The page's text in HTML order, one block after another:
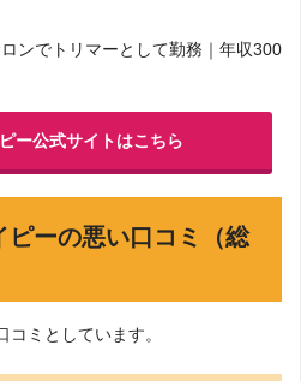
ンでトリマーとして勤務｜年収300
ー公式サイトはこちら
ピーの悪い口コミ（総
ミとしています。